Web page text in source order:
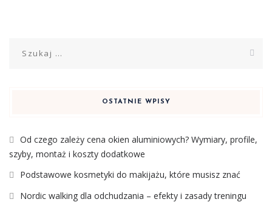
OSTATNIE WPISY
Od czego zależy cena okien aluminiowych? Wymiary, profile,
szyby, montaż i koszty dodatkowe
Podstawowe kosmetyki do makijażu, które musisz znać
Nordic walking dla odchudzania – efekty i zasady treningu